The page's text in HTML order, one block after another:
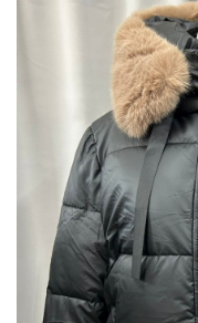
Rochii cu imprimeuri
Rochii elegante cu pene
Rochii mărimi mari